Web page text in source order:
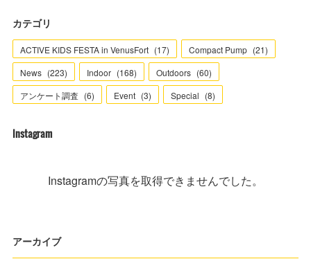
カテゴリ
ACTIVE KIDS FESTA in VenusFort (17) Compact Pump (21)
News (223) Indoor (168) Outdoors (60)
アンケート調査 (6) Event (3) Special (8)
Instagram
Instagramの写真を取得できませんでした。
アーカイブ